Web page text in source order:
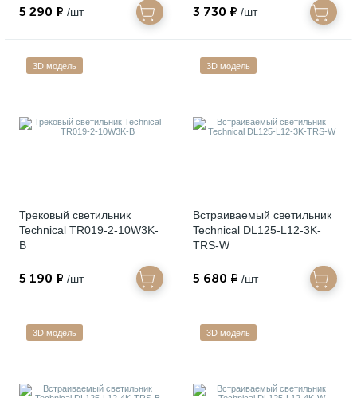
5 290 ₽ /шт 3 730 ₽ /шт
3D модель
Трековый светильник
Technical TR019-2-10W3K-
B
5 190 ₽ /шт
3D модель
Встраиваемый светильник
Technical DL125-L12-3K-
TRS-W
5 680 ₽ /шт
3D модель 3D модель